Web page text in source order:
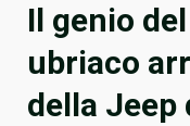
Il genio
ubriaco
della Jeep